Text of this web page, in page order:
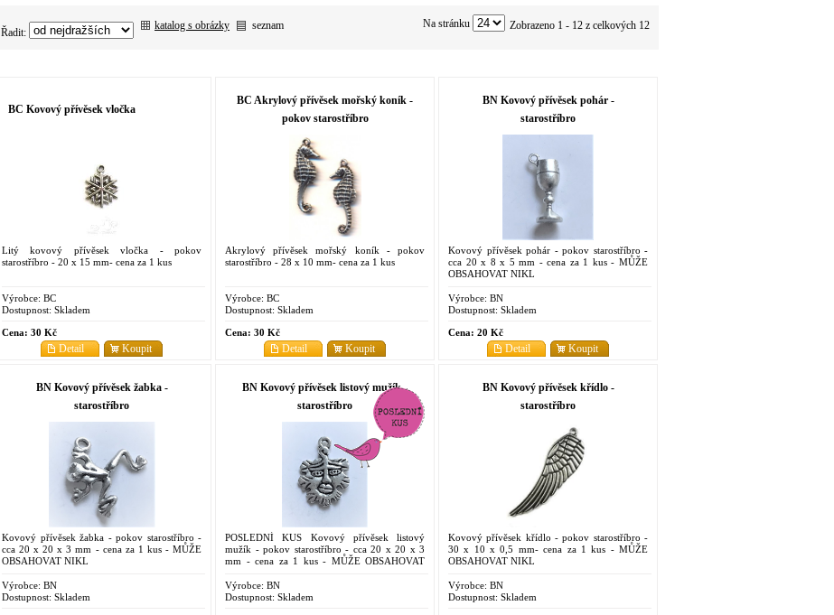
Řadit:
katalog s obrázky seznam Zobrazeno 1 - 12 z celkových 12
Na stránku
BC Kovový přívěsek vločka
Litý kovový přívěsek vločka - pokov
starostříbro - 20 x 15 mm- cena za 1 kus
Výrobce: BC
Dostupnost: Skladem
Cena: 30 Kč
Koupit
Detail
BC Akrylový přívěsek mořský koník -
pokov starostříbro
Akrylový přívěsek mořský koník - pokov
starostříbro - 28 x 10 mm- cena za 1 kus
Výrobce: BC
Dostupnost: Skladem
Cena: 30 Kč
Koupit
Detail
BN Kovový přívěsek pohár -
starostříbro
Kovový přívěsek pohár - pokov starostříbro -
cca 20 x 8 x 5 mm - cena za 1 kus - MŮŽE
OBSAHOVAT NIKL
Výrobce: BN
Dostupnost: Skladem
Cena: 20 Kč
Koupit
Detail
BN Kovový přívěsek žabka -
starostříbro
Kovový přívěsek žabka - pokov starostříbro -
cca 20 x 20 x 3 mm - cena za 1 kus - MŮŽE
OBSAHOVAT NIKL
Výrobce: BN
Dostupnost: Skladem
BN Kovový přívěsek listový mužík -
starostříbro
POSLEDNÍ KUS Kovový přívěsek listový
mužík - pokov starostříbro - cca 20 x 20 x 3
mm - cena za 1 kus - MŮŽE OBSAHOVAT
Výrobce: BN
Dostupnost: Skladem
BN Kovový přívěsek křídlo -
starostříbro
Kovový přívěsek křídlo - pokov starostříbro -
30 x 10 x 0,5 mm- cena za 1 kus - MŮŽE
OBSAHOVAT NIKL
Výrobce: BN
Dostupnost: Skladem